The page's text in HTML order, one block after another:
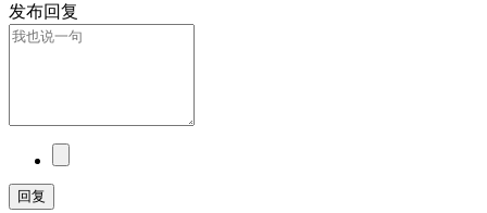
发布回复
回复